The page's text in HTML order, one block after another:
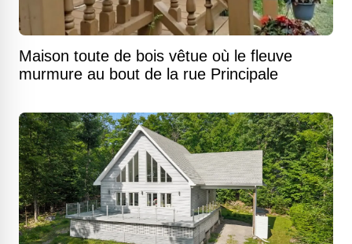
Maison toute de bois vêtue où le fleuve
murmure au bout de la rue Principale